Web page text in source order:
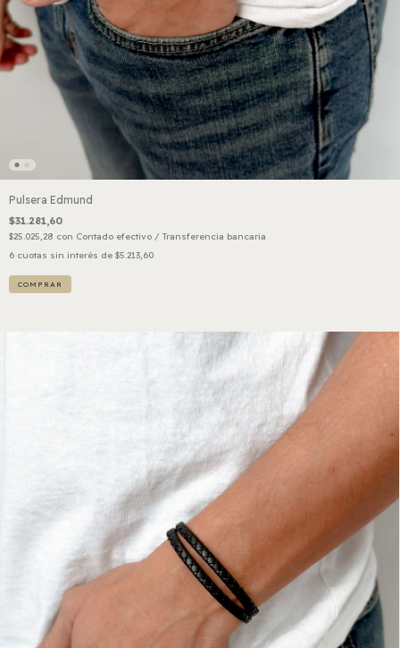
Pulsera Edmund
$31.281,60
$25.025,28 con Contado efectivo / Transferencia bancaria
6 cuotas sin interés de $5.213,60